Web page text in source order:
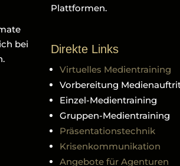
bei
Plattformen.
Direkte Links
Virtuelles Medientraining
Vorbereitung
Einzel-Medientraining
Gruppen-Medientraining
Präsentationstechnik
Krisenkommunikation
Angebote für Agenturen